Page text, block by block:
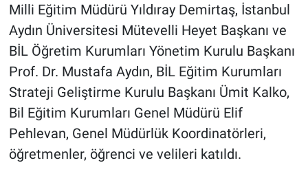
Milli Eğitim Müdürü Yıldıray Demirtaş, İstanbul
Aydın Üniversitesi Mütevelli Heyet Başkanı ve
BİL Öğretim Kurumları Yönetim Kurulu Başkanı
Prof. Dr. Mustafa Aydın, BİL Eğitim Kurumları
Strateji Geliştirme Kurulu Başkanı Ümit Kalko,
Bil Eğitim Kurumları Genel Müdürü Elif
Pehlevan, Genel Müdürlük Koordinatörleri,
öğretmenler, öğrenci ve velileri katıldı.